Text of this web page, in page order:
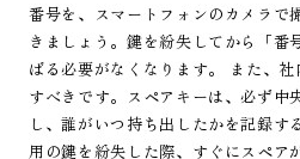
番号を、スマートフォンのカメラで
きましょう。鍵を紛失してから「番
ばる必要がなくなります。 また、
すべきです。スペアキーは、必ず中
し、誰がいつ持ち出したかを記録す
用の鍵を紛失した際、すぐにスペア